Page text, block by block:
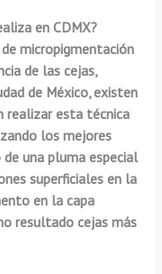
en CDMX?
micropigmentación
de las cejas,
de México, existen
realizar esta técnica
los mejores
una pluma especial
superficiales en la
en la capa
resultado cejas más